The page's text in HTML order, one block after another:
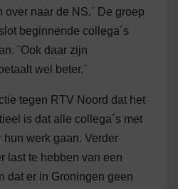
naar de NS.¨ De groep
beginnende collega´s
¨Ook daar zijn
wel beter.¨
tegen RTV Noord dat het
is dat alle collega´s met
werk gaan. Verder
last te hebben van een
dat er in Groningen geen